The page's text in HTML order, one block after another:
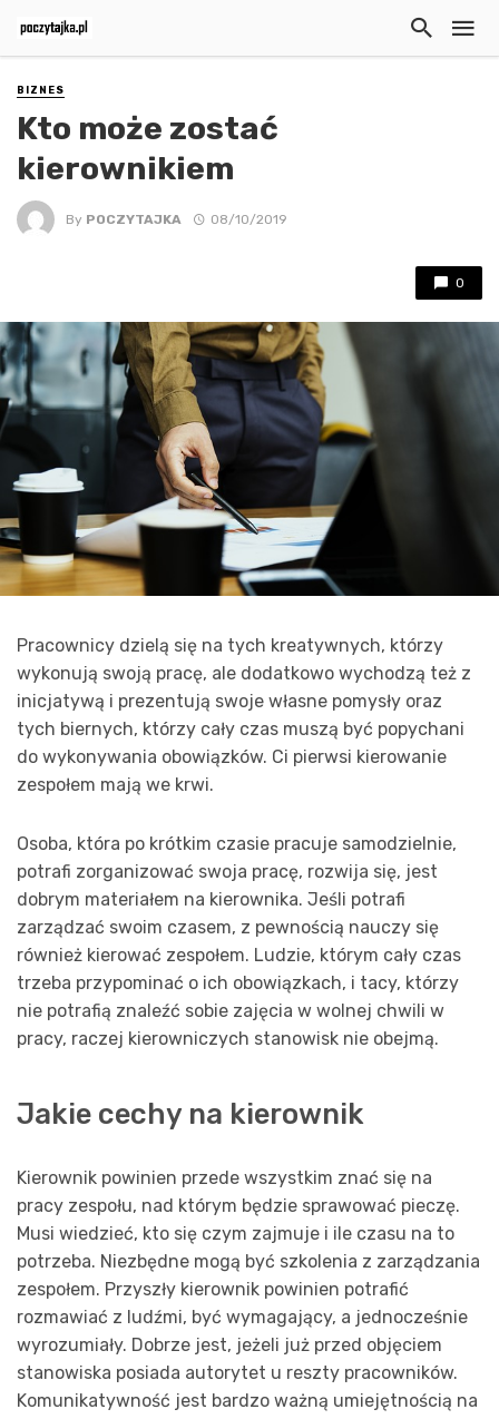
BIZNES
Kto może zostać
kierownikiem
By POCZYTAJKA 08/10/2019
0
Pracownicy dzielą się na tych kreatywnych, którzy
wykonują swoją pracę, ale dodatkowo wychodzą też z
inicjatywą i prezentują swoje własne pomysły oraz
tych biernych, którzy cały czas muszą być popychani
do wykonywania obowiązków. Ci pierwsi kierowanie
zespołem mają we krwi.
Osoba, która po krótkim czasie pracuje samodzielnie,
potrafi zorganizować swoja pracę, rozwija się, jest
dobrym materiałem na kierownika. Jeśli potrafi
zarządzać swoim czasem, z pewnością nauczy się
również kierować zespołem. Ludzie, którym cały czas
trzeba przypominać o ich obowiązkach, i tacy, którzy
nie potrafią znaleźć sobie zajęcia w wolnej chwili w
pracy, raczej kierowniczych stanowisk nie obejmą.
Jakie cechy na kierownik
Kierownik powinien przede wszystkim znać się na
pracy zespołu, nad którym będzie sprawować pieczę.
Musi wiedzieć, kto się czym zajmuje i ile czasu na to
potrzeba. Niezbędne mogą być szkolenia z zarządzania
zespołem. Przyszły kierownik powinien potrafić
rozmawiać z ludźmi, być wymagający, a jednocześnie
wyrozumiały. Dobrze jest, jeżeli już przed objęciem
stanowiska posiada autorytet u reszty pracowników.
Komunikatywność jest bardzo ważną umiejętnością na